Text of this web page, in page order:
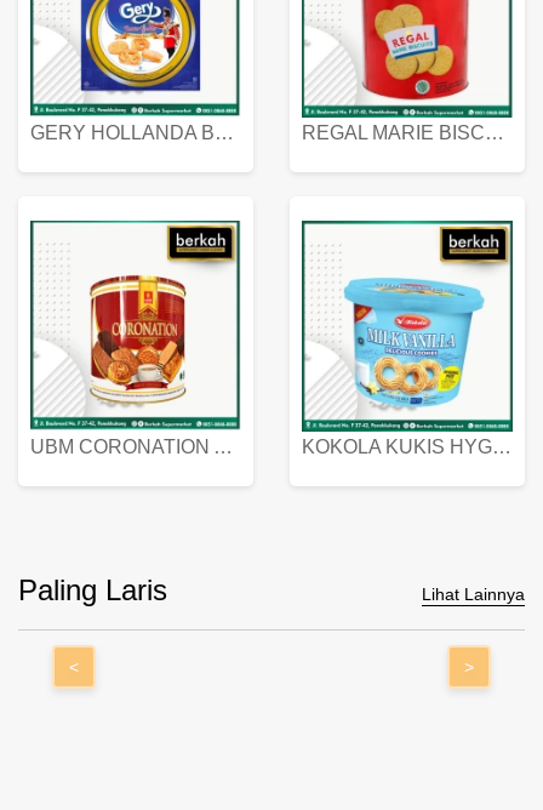
GERY HOLLANDA BUTTER COOKIES 450 GRAM REGAL MARIE BISCUIT KALENG 550 GRAM
UBM CORONATION ASSORTED BISKUIT KALENG 450 GRAM KOKOLA KUKIS HYGIENIC MILK VANILLA PACK 320 GR
Paling Laris Lihat Lainnya
< >